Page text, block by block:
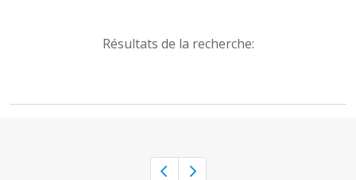
Résultats de la recherche:
Previous page
Next page